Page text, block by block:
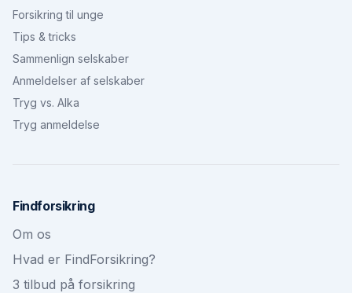
Forsikring til unge
Tips & tricks
Sammenlign selskaber
Anmeldelser af selskaber
Tryg vs. Alka
Tryg anmeldelse
Findforsikring
Om os
Hvad er FindForsikring?
3 tilbud på forsikring